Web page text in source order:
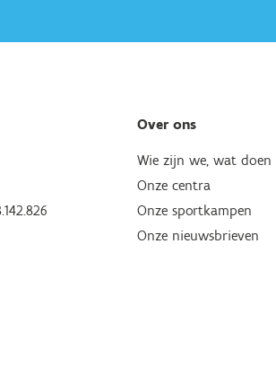
Over ons
Wie zijn we, wat doen
Onze centra
Onze sportkampen
Onze nieuwsbrieven